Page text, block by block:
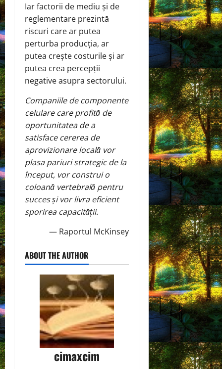
Iar factorii de mediu și de
reglementare prezintă
riscuri care ar putea
perturba producția, ar
putea crește costurile și ar
putea crea percepții
negative asupra sectorului.
Companiile de componente
celulare care profită de
oportunitatea de a
satisface cererea de
aprovizionare locală vor
plasa pariuri strategic de la
început, vor construi o
coloană vertebrală pentru
succes și vor livra eficient
sporirea capacității.
— Raportul McKinsey
ABOUT THE AUTHOR
cimaxcim